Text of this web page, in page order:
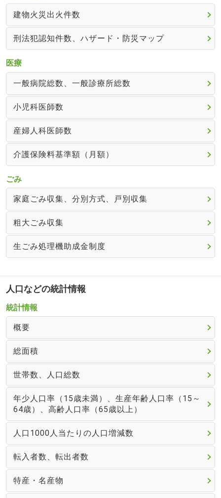
建物火災出火件数
刑法犯認知件数、ハザード・防災マップ
医療
一般病院総数、一般診療所総数
小児科医師数
産婦人科医師数
介護保険料基準額（月額）
ごみ
家庭ごみ収集、分別方式、戸別収集
粗大ごみ収集
生ごみ処理機助成金制度
人口などの統計情報
統計情報
概要
総面積
世帯数、人口総数
年少人口率（15歳未満）、生産年齢人口率（15～
64歳）、高齢人口率（65歳以上）
人口1000人当たりの人口増減数
転入者数、転出者数
特産・名産物